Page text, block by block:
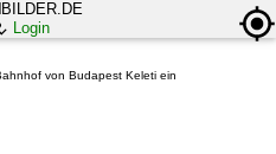
BILDER.DE
Login
von Budapest Keleti ein